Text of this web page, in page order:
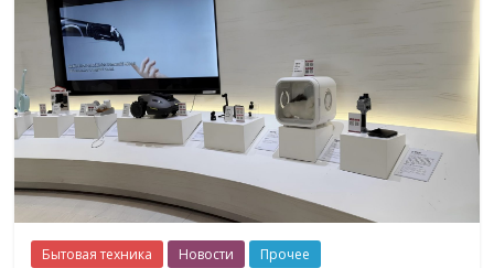
Бытовая техника Новости Прочее